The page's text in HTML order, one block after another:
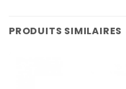
PRODUITS SIMILAIRES